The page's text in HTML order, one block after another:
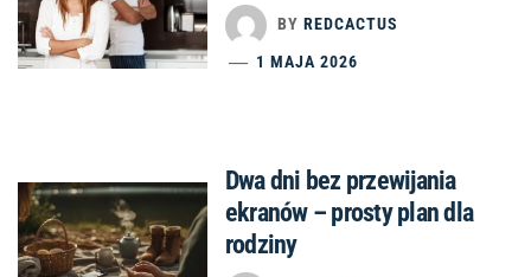
BY REDCACTUS
1 MAJA 2026
Dwa dni bez przewijania
ekranów – prosty plan dla
rodziny